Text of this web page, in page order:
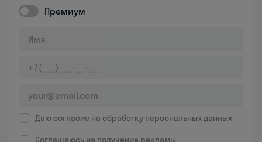
Премиум
Даю согласие на обработку персональных данных
Соглашаюсь на получение рекламы